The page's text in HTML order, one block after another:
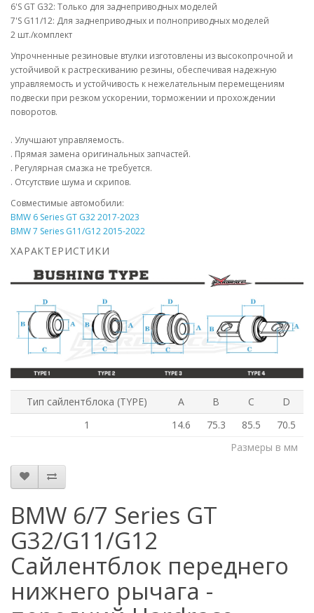
6'S GT G32: Только для заднеприводных моделей
7'S G11/12: Для заднеприводных и полноприводных моделей
2 шт./комплект
Упрочненные резиновые втулки изготовлены из высокопрочной и
устойчивой к растрескиванию резины, обеспечивая надежную
управляемость и устойчивость к нежелательным перемещениям
подвески при резком ускорении, торможении и прохождении
поворотов.
. Улучшают управляемость.
. Прямая замена оригинальных запчастей.
. Регулярная смазка не требуется.
. Отсутствие шума и скрипов.
Совместимые автомобили:
BMW 6 Series GT G32 2017-2023
BMW 7 Series G11/G12 2015-2022
ХАРАКТЕРИСТИКИ
Тип сайлентблока (TYPE) A B C
D
1
14.6 75.3 85.5
70.5
Размеры в мм
BMW 6/7 Series GT
G32/G11/G12
Сайлентблок переднего
нижнего рычага -